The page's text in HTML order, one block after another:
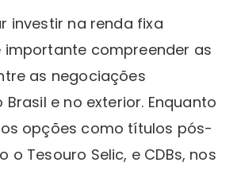
investir na renda fixa
importante compreender as
as negociações
Brasil e no exterior. Enquanto
opções como títulos pós-
o Tesouro Selic, e CDBs, nos